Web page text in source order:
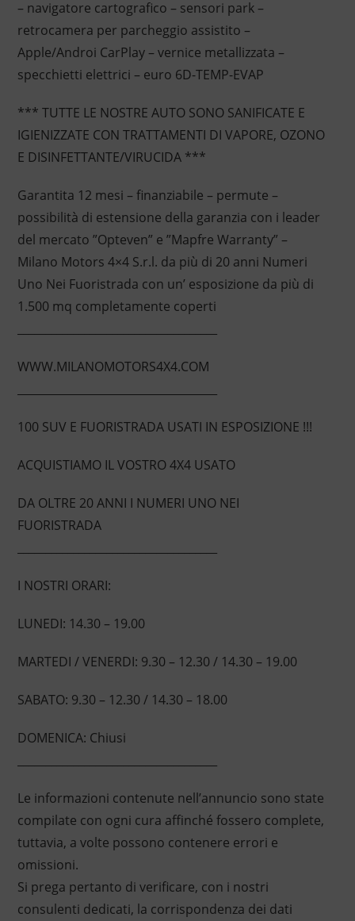
– navigatore cartografico – sensori park –
retrocamera per parcheggio assistito –
Apple/Androi CarPlay – vernice metallizzata –
specchietti elettrici – euro 6D-TEMP-EVAP
*** TUTTE LE NOSTRE AUTO SONO SANIFICATE E
IGIENIZZATE CON TRATTAMENTI DI VAPORE, OZONO
E DISINFETTANTE/VIRUCIDA ***
Garantita 12 mesi – finanziabile – permute –
possibilità di estensione della garanzia con i leader
del mercato ”Opteven” e ”Mapfre Warranty” –
Milano Motors 4×4 S.r.l. da più di 20 anni Numeri
Uno Nei Fuoristrada con un’ esposizione da più di
1.500 mq completamente coperti
WWW.MILANOMOTORS4X4.COM
100 SUV E FUORISTRADA USATI IN ESPOSIZIONE !!!
ACQUISTIAMO IL VOSTRO 4X4 USATO
DA OLTRE 20 ANNI I NUMERI UNO NEI
FUORISTRADA
I NOSTRI ORARI:
LUNEDI: 14.30 – 19.00
MARTEDI / VENERDI: 9.30 – 12.30 / 14.30 – 19.00
SABATO: 9.30 – 12.30 / 14.30 – 18.00
DOMENICA: Chiusi
Le informazioni contenute nell’annuncio sono state
compilate con ogni cura affinché fossero complete,
tuttavia, a volte possono contenere errori e
omissioni.
Si prega pertanto di verificare, con i nostri
consulenti dedicati, la corrispondenza dei dati